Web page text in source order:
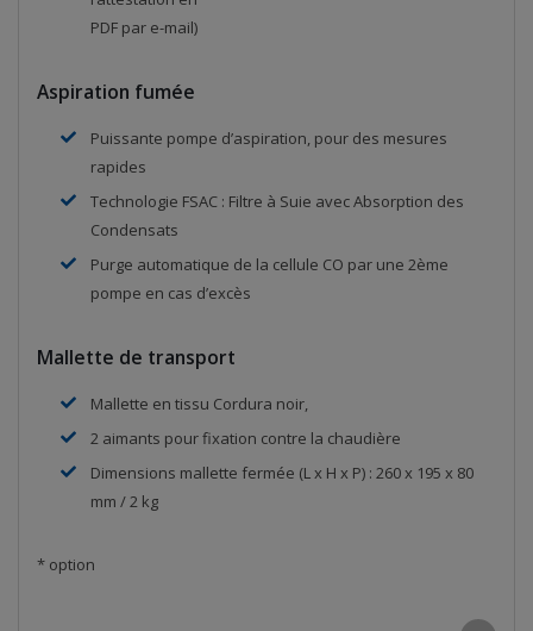
PDF par e-mail)
Aspiration fumée
Puissante pompe d’aspiration, pour des mesures
rapides
Technologie FSAC : Filtre à Suie avec Absorption des
Condensats
Purge automatique de la cellule CO par une 2ème
pompe en cas d’excès
Mallette de transport
Mallette en tissu Cordura noir,
2 aimants pour fixation contre la chaudière
Dimensions mallette fermée (L x H x P) : 260 x 195 x 80
mm / 2 kg
* option